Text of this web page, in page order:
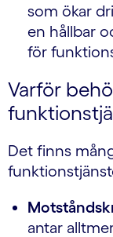
som ökar
en hållbar
för
Varför
Det finns
antar